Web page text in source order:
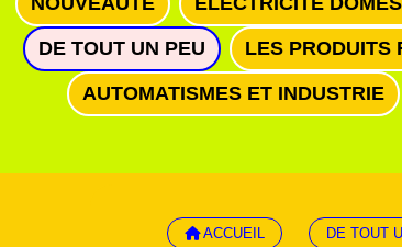
DE TOUT UN PEU LES PRODUITS
AUTOMATISMES ET INDUSTRIE
ACCUEIL DE TOUT